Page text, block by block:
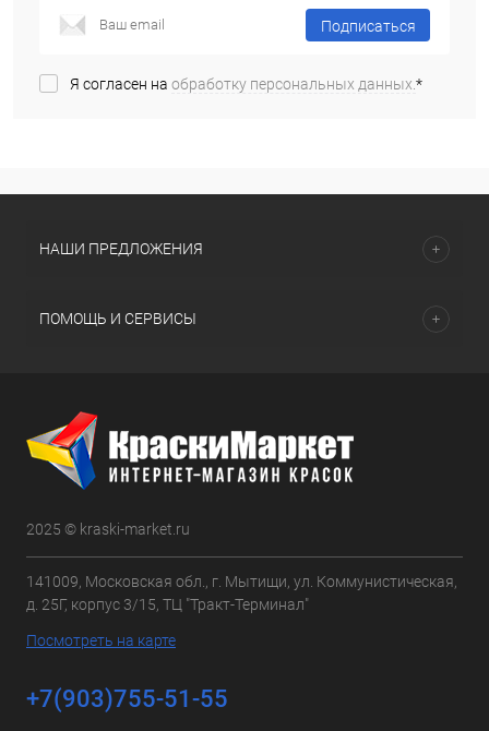
Подписаться
Я согласен на обработку персональных данных.*
НАШИ ПРЕДЛОЖЕНИЯ
ПОМОЩЬ И СЕРВИСЫ
2025 © kraski-market.ru
141009, Московская обл., г. Мытищи, ул. Коммунистическая,
д. 25Г, корпус 3/15, ТЦ "Тракт-Терминал"
Посмотреть на карте
+7(903)755-51-55